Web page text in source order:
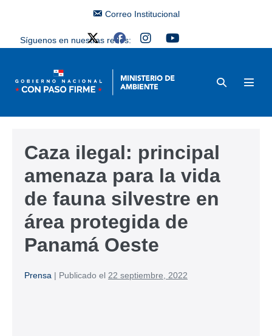
Correo Institucional
Síguenos en nuestras redes:
Caza ilegal: principal
amenaza para la vida
de fauna silvestre en
área protegida de
Panamá Oeste
Prensa | Publicado el 22 septiembre, 2022